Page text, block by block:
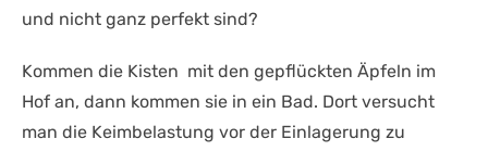
und nicht ganz perfekt sind?
Kommen die Kisten mit den gepflückten Äpfeln im
Hof an, dann kommen sie in ein Bad. Dort versucht
man die Keimbelastung vor der Einlagerung zu